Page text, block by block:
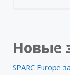
Новые
SPARC Europe